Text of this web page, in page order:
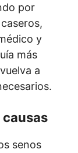
por
y
más
a
senos